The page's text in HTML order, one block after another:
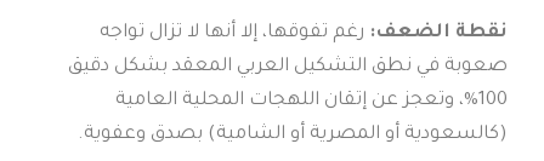
نقطة الضعف:رغم تفوقها، إلا أنها لا تزال تواجه
صعوبة في نطق التشكيل العربي المعقد بشكل دقيق
100%، وتعجز عن إتقان اللهجات المحلية العامية
(كالسعودية أو المصرية أو الشامية) بصدق وعفوية.